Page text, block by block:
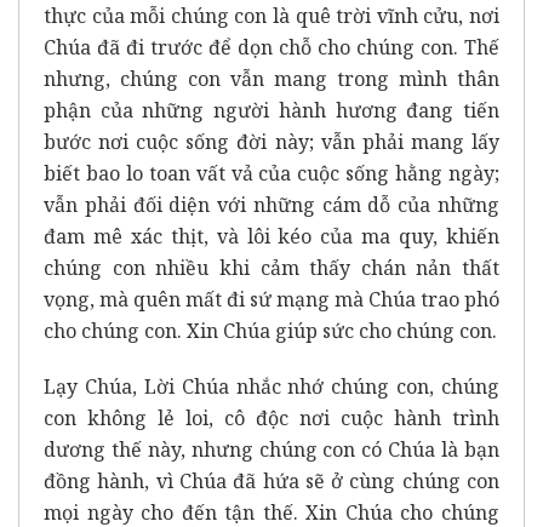
thực của mỗi chúng con là quê trời vĩnh cửu, nơi
Chúa đã đi trước để dọn chỗ cho chúng con. Thế
nhưng, chúng con vẫn mang trong mình thân
phận của những người hành hương đang tiến
bước nơi cuộc sống đời này; vẫn phải mang lấy
biết bao lo toan vất vả của cuộc sống hằng ngày;
vẫn phải đối diện với những cám dỗ của những
đam mê xác thịt, và lôi kéo của ma quy, khiến
chúng con nhiều khi cảm thấy chán nản thất
vọng, mà quên mất đi sứ mạng mà Chúa trao phó
cho chúng con. Xin Chúa giúp sức cho chúng con.
Lạy Chúa, Lời Chúa nhắc nhớ chúng con, chúng
con không lẻ loi, cô độc nơi cuộc hành trình
dương thế này, nhưng chúng con có Chúa là bạn
đồng hành, vì Chúa đã hứa sẽ ở cùng chúng con
mọi ngày cho đến tận thế. Xin Chúa cho chúng